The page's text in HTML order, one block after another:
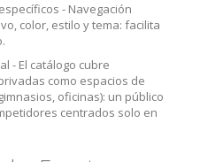
- Navegación
color, estilo y tema: facilita
- El catálogo cubre
como espacios de
oficinas): un público
centrados solo en